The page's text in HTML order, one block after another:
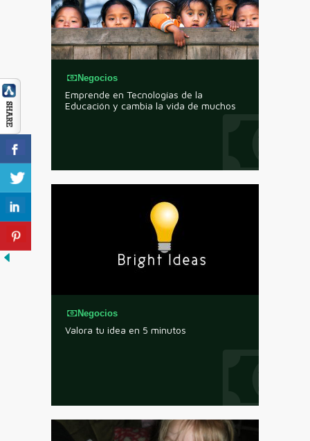
Negocios
Emprende en Tecnologías de la
Educación y cambia la vida de muchos
Negocios
Valora tu idea en 5 minutos